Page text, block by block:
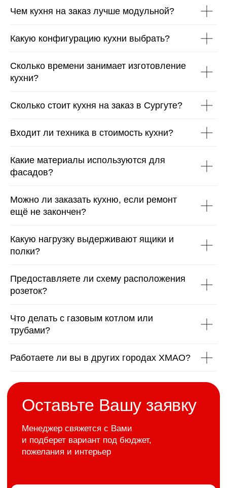
Чем кухня на заказ лучше модульной?
Какую конфигурацию кухни выбрать?
Сколько времени занимает изготовление
кухни?
Сколько стоит кухня на заказ в Сургуте?
Входит ли техника в стоимость кухни?
Какие материалы используются для
фасадов?
Можно ли заказать кухню, если ремонт
ещё не закончен?
Какую нагрузку выдерживают ящики и
полки?
Предоставляете ли схему расположения
розеток?
Что делать с газовым котлом или
трубами?
Работаете ли вы в других городах ХМАО?
Мебель для прихожей
Мебель для детской
встроенные шкафы, открытые вешалки,
обувницы и зеркальные панели. Используем
чердаки, рабочие зоны, вместительные шкафы и
стеллажи. Экологичные материалы класса Е1.
Наши работы
— кухни, шкафы,
гардеробные в реальных